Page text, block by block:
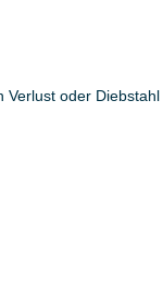
Verlust oder Diebstahl